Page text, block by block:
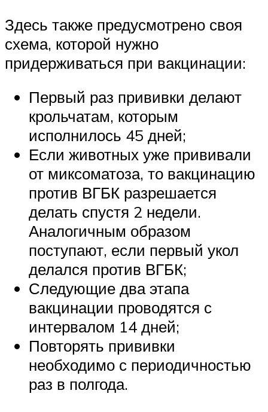
Здесь также предусмотрено своя
схема, которой нужно
придерживаться при вакцинации:
Первый раз прививки делают
крольчатам, которым
исполнилось 45 дней;
Если животных уже прививали
от миксоматоза, то вакцинацию
против ВГБК разрешается
делать спустя 2 недели.
Аналогичным образом
поступают, если первый укол
делался против ВГБК;
Следующие два этапа
вакцинации проводятся с
интервалом 14 дней;
Повторять прививки
необходимо с периодичностью
раз в полгода.